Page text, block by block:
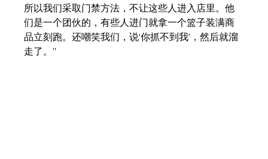
所以我们采取门禁方法，不让这些人进入店里。他
们是一个团伙的，有些人进门就拿一个篮子装满商
品立刻跑。还嘲笑我们，说‘你抓不到我’，然后就溜
走了。”